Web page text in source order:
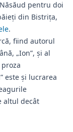
pentru doi
din Bistrița,
.
fiind autorul
„Ion”, și al
este și lucrarea
altul decât